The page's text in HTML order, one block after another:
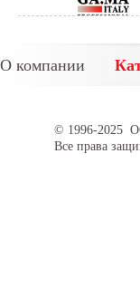
О компании
© 1996-2025
Все права